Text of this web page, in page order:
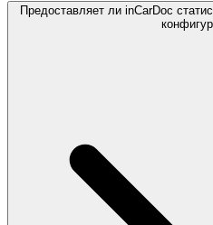
Предоставляет ли inCarDoc